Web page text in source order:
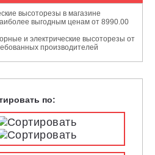
высоторезы в магазине
выгодным ценам от 8990.00
и электрические высоторезы от
производителей
по: